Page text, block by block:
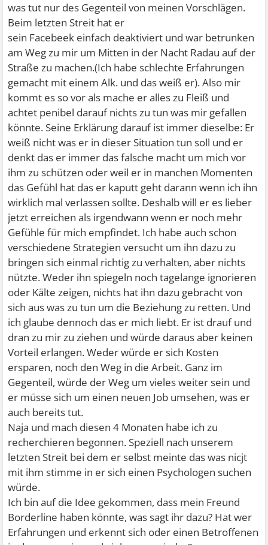
was tut nur des Gegenteil von meinen Vorschlägen.
Beim letzten Streit hat er
sein Facebeek einfach deaktiviert und war betrunken
am Weg zu mir um Mitten in der Nacht Radau auf der
Straße zu machen.(Ich habe schlechte Erfahrungen
gemacht mit einem Alk. und das weiß er). Also mir
kommt es so vor als mache er alles zu Fleiß und
achtet penibel darauf nichts zu tun was mir gefallen
könnte. Seine Erklärung darauf ist immer dieselbe: Er
weiß nicht was er in dieser Situation tun soll und er
denkt das er immer das falsche macht um mich vor
ihm zu schützen oder weil er in manchen Momenten
das Gefühl hat das er kaputt geht darann wenn ich ihn
wirklich mal verlassen sollte. Deshalb will er es lieber
jetzt erreichen als irgendwann wenn er noch mehr
Gefühle für mich empfindet. Ich habe auch schon
verschiedene Strategien versucht um ihn dazu zu
bringen sich einmal richtig zu verhalten, aber nichts
nützte. Weder ihn spiegeln noch tagelange ignorieren
oder Kälte zeigen, nichts hat ihn dazu gebracht von
sich aus was zu tun um die Beziehung zu retten. Und
ich glaube dennoch das er mich liebt. Er ist drauf und
dran zu mir zu ziehen und würde daraus aber keinen
Vorteil erlangen. Weder würde er sich Kosten
ersparen, noch den Weg in die Arbeit. Ganz im
Gegenteil, würde der Weg um vieles weiter sein und
er müsse sich um einen neuen Job umsehen, was er
auch bereits tut.
Naja und mach diesen 4 Monaten habe ich zu
recherchieren begonnen. Speziell nach unserem
letzten Streit bei dem er selbst meinte das was nicjt
mit ihm stimme in er sich einen Psychologen suchen
würde.
Ich bin auf die Idee gekommen, dass mein Freund
Borderline haben könnte, was sagt ihr dazu? Hat wer
Erfahrungen und erkennt sich oder einen Betroffenen